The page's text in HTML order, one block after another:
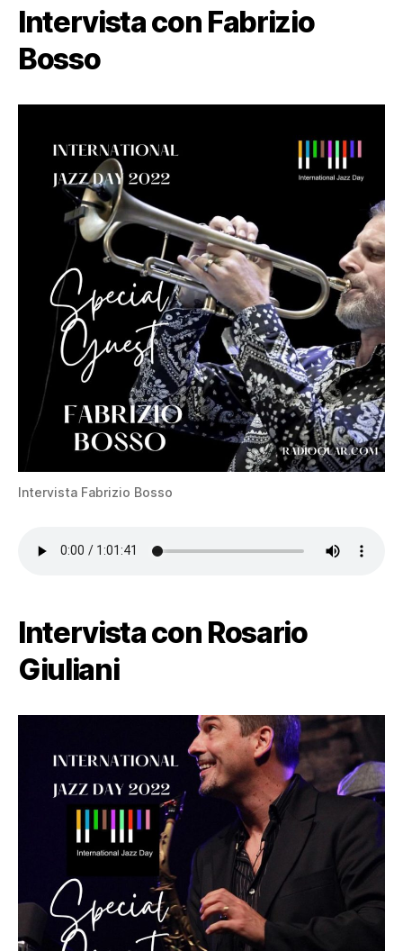
Intervista con Fabrizio
Bosso
Intervista Fabrizio Bosso
Intervista con Rosario
Giuliani